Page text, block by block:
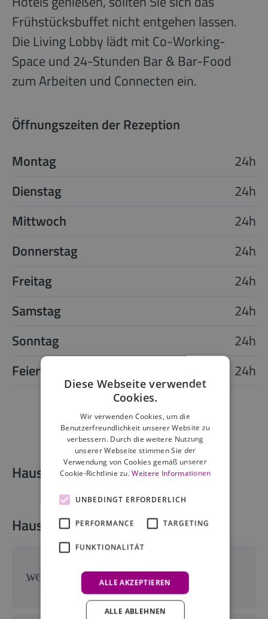
Frühstücksbuffet nicht entgehen lassen.
Die Living Lobby lädt mit Co-Working-
Space und 24-Stunden Bar & Bar-Food
zum Arbeiten und Connecten ein.
Öffnungszeiten der Rezeption
Montag
24h
Dienstag
24h
Mittwoch
24h
Donnerstag
24h
Freitag
24h
Samstag
24h
Sonntag
24h
Feiertag
24h
Hausdetails
Haus-Services
Wohnungsgeberbestätigung
wird nicht ausgestellt
Diese Webseite verwendet
Cookies.
Wir verwenden Cookies, um die
Benutzerfreundlichkeit unserer Website zu
verbessern. Durch die weitere Nutzung
unserer Webseite stimmen Sie der
Verwendung von Cookies gemäß unserer
Cookie-Richtlinie zu.Weitere Informationen
UNBEDINGT ERFORDERLICH
PERFORMANCE TARGETING
FUNKTIONALITÄT
ALLE AKZEPTIEREN
ALLE ABLEHNEN